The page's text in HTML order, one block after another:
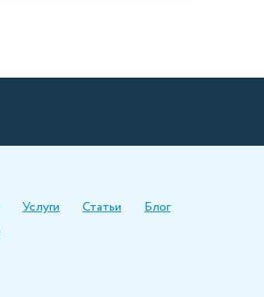
Услуги Статьи
Блог